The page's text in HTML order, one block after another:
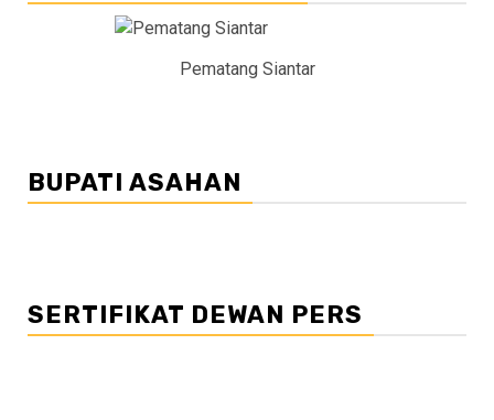
Pematang Siantar
BUPATI ASAHAN
SERTIFIKAT DEWAN PERS